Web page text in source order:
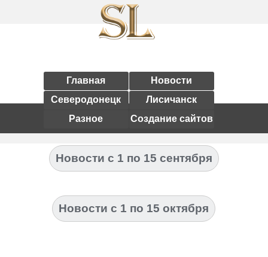
Главная
Новости
Северодонецк
Лисичанск
Разное
Создание сайтов
Новости с 1 по 15 сентября
Новости с 1 по 15 октября